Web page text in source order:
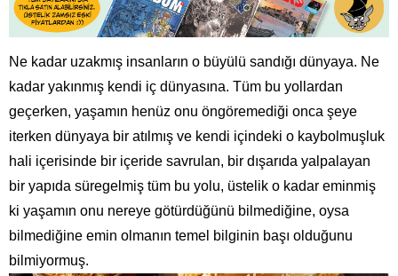
Ne kadar uzakmış insanların o büyülü sandığı dünyaya. Ne
kadar yakınmış kendi iç dünyasına. Tüm bu yollardan
geçerken, yaşamın henüz onu öngöremediği onca şeye
iterken dünyaya bir atılmış ve kendi içindeki o kaybolmuşluk
hali içerisinde bir içeride savrulan, bir dışarıda yalpalayan
bir yapıda süregelmiş tüm bu yolu, üstelik o kadar eminmiş
ki yaşamın onu nereye götürdüğünü bilmediğine, oysa
bilmediğine emin olmanın temel bilginin başı olduğunu
bilmiyormuş.